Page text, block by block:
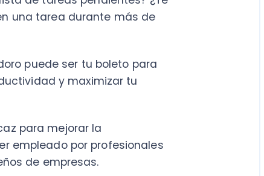
ser tu boleto para
y maximizar tu
mejorar la
por profesionales
empresas.
Pomodoro,